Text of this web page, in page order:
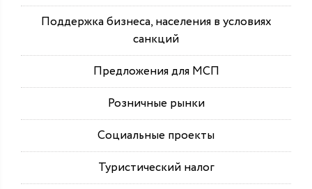
Поддержка бизнеса, населения в условиях
санкций
Предложения для МСП
Розничные рынки
Социальные проекты
Туристический налог